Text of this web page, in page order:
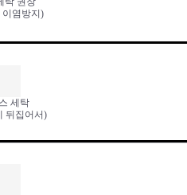
이염방지)
세탁
뒤집어서)